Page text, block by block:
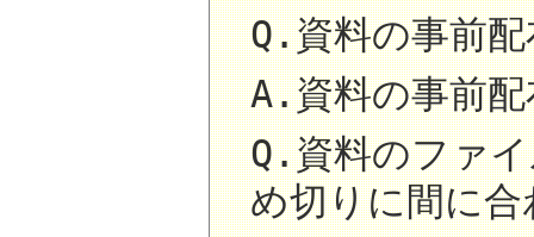
Q.資料の事前
A.資料の事前
Q.資料のファ
め切りに間に